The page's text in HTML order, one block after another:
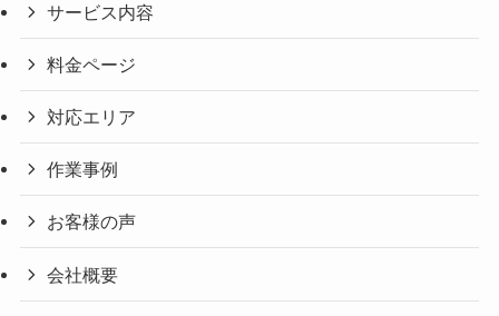
サービス内容
料金ページ
対応エリア
作業事例
お客様の声
会社概要